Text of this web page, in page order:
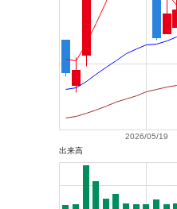
2026/05/19
出来高